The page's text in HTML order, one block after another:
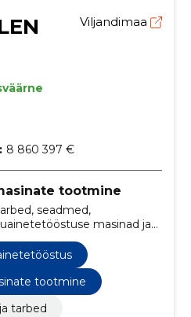
Viljandimaa
8 860 397 €
tootmine
seadmed,
masinad ja
seadmed ja materjalid,
toitlustustarvikud,
tehnoloogilised liinid,
tootmine
tarbed